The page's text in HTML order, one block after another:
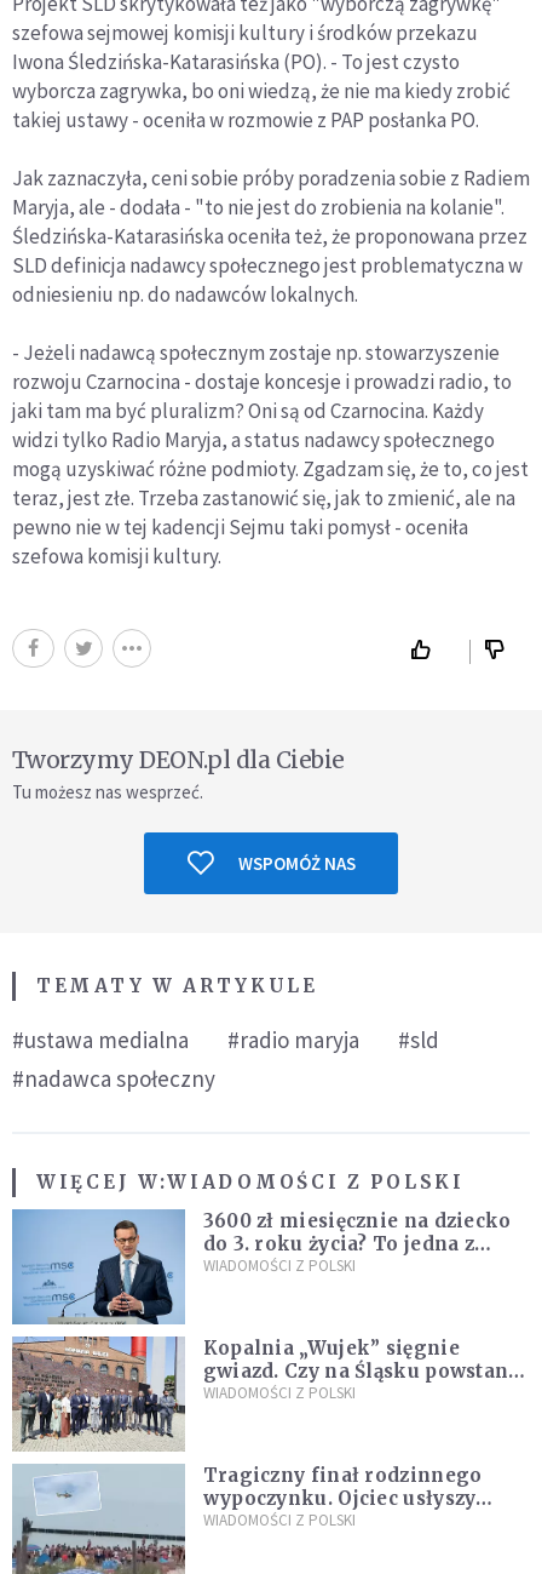
szefowa sejmowej komisji kultury i środków przekazu
Iwona Śledzińska-Katarasińska (PO). - To jest czysto
wyborcza zagrywka, bo oni wiedzą, że nie ma kiedy zrobić
takiej ustawy - oceniła w rozmowie z PAP posłanka PO.
Jak zaznaczyła, ceni sobie próby poradzenia sobie z Radiem
Maryja, ale - dodała - "to nie jest do zrobienia na kolanie".
Śledzińska-Katarasińska oceniła też, że proponowana przez
SLD definicja nadawcy społecznego jest problematyczna w
odniesieniu np. do nadawców lokalnych.
- Jeżeli nadawcą społecznym zostaje np. stowarzyszenie
rozwoju Czarnocina - dostaje koncesje i prowadzi radio, to
jaki tam ma być pluralizm? Oni są od Czarnocina. Każdy
widzi tylko Radio Maryja, a status nadawcy społecznego
mogą uzyskiwać różne podmioty. Zgadzam się, że to, co jest
teraz, jest złe. Trzeba zastanowić się, jak to zmienić, ale na
pewno nie w tej kadencji Sejmu taki pomysł - oceniła
szefowa komisji kultury.
Tworzymy DEON.pl dla Ciebie
Tu możesz nas wesprzeć.
WSPOMÓŻ NAS
TEMATY W ARTYKULE
#ustawa medialna #radio maryja
#sld
#nadawca społeczny
WIĘCEJ W:WIADOMOŚCI Z POLSKI
3600 zł miesięcznie na dziecko
do 3. roku życia? To jedna z
propozycji programu "Rozwój
WIADOMOŚCI Z POLSKI
Kopalnia „Wujek” sięgnie
gwiazd. Czy na Śląsku powstanie
„Dolina Krzemowa”?
WIADOMOŚCI Z POLSKI
Tragiczny finał rodzinnego
wypoczynku. Ojciec usłyszy
zarzuty
WIADOMOŚCI Z POLSKI